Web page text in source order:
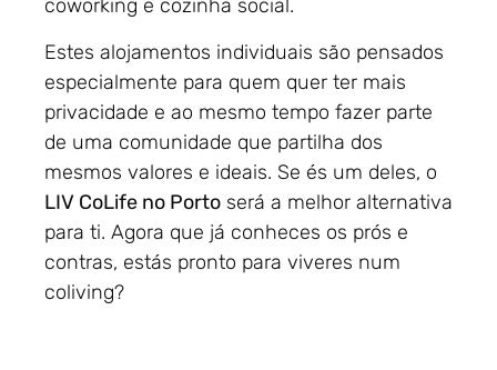
coworking e cozinha social.
Estes alojamentos individuais são pensados
especialmente para quem quer ter mais
privacidade e ao mesmo tempo fazer parte
de uma comunidade que partilha dos
mesmos valores e ideais. Se és um deles, o
LIV CoLife no Porto será a melhor alternativa
para ti. Agora que já conheces os prós e
contras, estás pronto para viveres num
coliving?